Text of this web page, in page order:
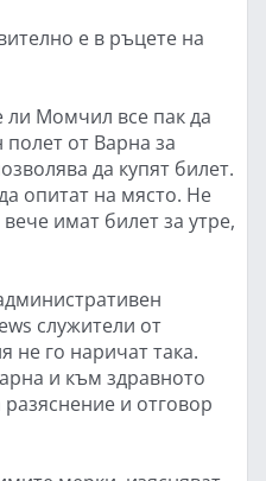
е в ръцете на
Момчил все пак да
от Варна за
да купят билет.
опитат на място. Не
имат билет за утре,
служители от
не го наричат така.
и към здравното
и отговор